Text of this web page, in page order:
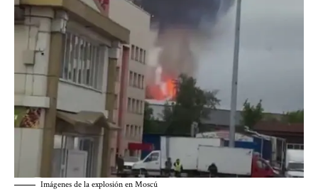
Imágenes de la explosión en Moscú